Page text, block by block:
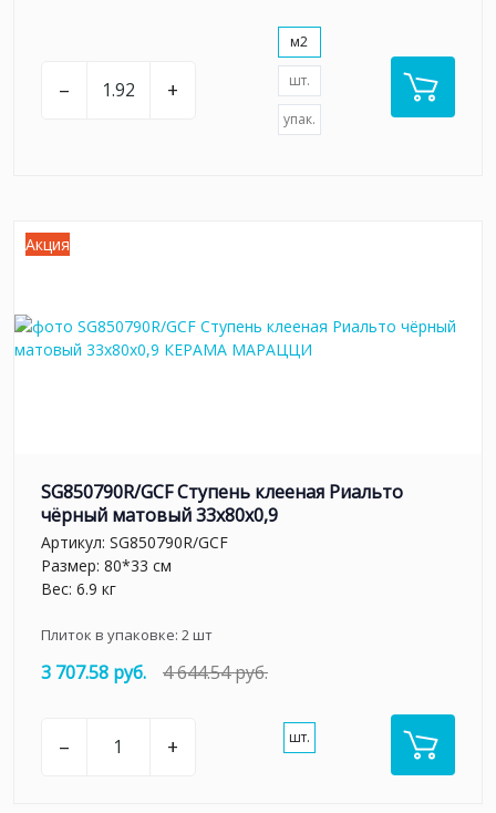
– +
м2
шт.
упак.
Акция
SG850790R/GCF Ступень клееная Риальто
чёрный матовый 33x80x0,9
Артикул: SG850790R/GCF
Размер: 80*33 см
Вес: 6.9 кг
Плиток в упаковке: 2шт
3 707.58 руб. 4 644.54 руб.
– + шт.